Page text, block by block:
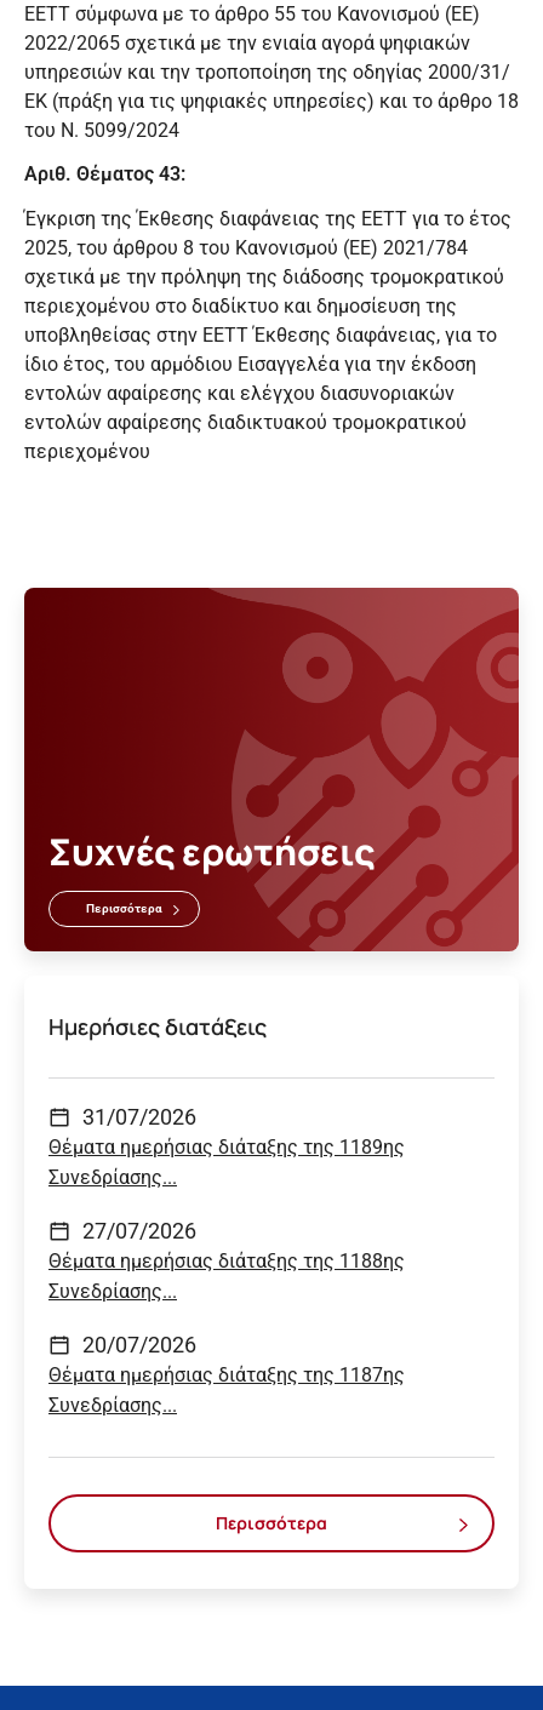
ΕΕΤΤ σύμφωνα με το άρθρο 55 του Κανονισμού (ΕΕ)
2022/2065 σχετικά με την ενιαία αγορά ψηφιακών
υπηρεσιών και την τροποποίηση της οδηγίας 2000/31/
ΕΚ (πράξη για τις ψηφιακές υπηρεσίες) και το άρθρο 18
του Ν. 5099/2024
Αριθ. Θέματος 43:
Έγκριση της Έκθεσης διαφάνειας της ΕΕΤΤ για το έτος
2025, του άρθρου 8 του Κανονισμού (ΕΕ) 2021/784
σχετικά με την πρόληψη της διάδοσης τρομοκρατικού
περιεχομένου στο διαδίκτυο και δημοσίευση της
υποβληθείσας στην ΕΕΤΤ Έκθεσης διαφάνειας, για το
ίδιο έτος, του αρμόδιου Εισαγγελέα για την έκδοση
εντολών αφαίρεσης και ελέγχου διασυνοριακών
εντολών αφαίρεσης διαδικτυακού τρομοκρατικού
περιεχομένου
Συχνές ερωτήσεις
Περισσότερα
Ημερήσιες διατάξεις
31/07/2026
Θέματα ημερήσιας διάταξης της 1189ης
Συνεδρίασης...
27/07/2026
Θέματα ημερήσιας διάταξης της 1188ης
Συνεδρίασης...
20/07/2026
Θέματα ημερήσιας διάταξης της 1187ης
Συνεδρίασης...
Περισσότερα